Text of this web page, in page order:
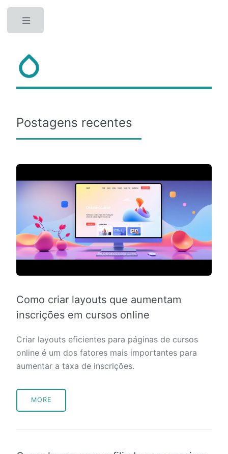
Postagens recentes
Como criar layouts que aumentam
inscrições em cursos online
Criar layouts eficientes para páginas de cursos
online é um dos fatores mais importantes para
aumentar a taxa de inscrições.
MORE